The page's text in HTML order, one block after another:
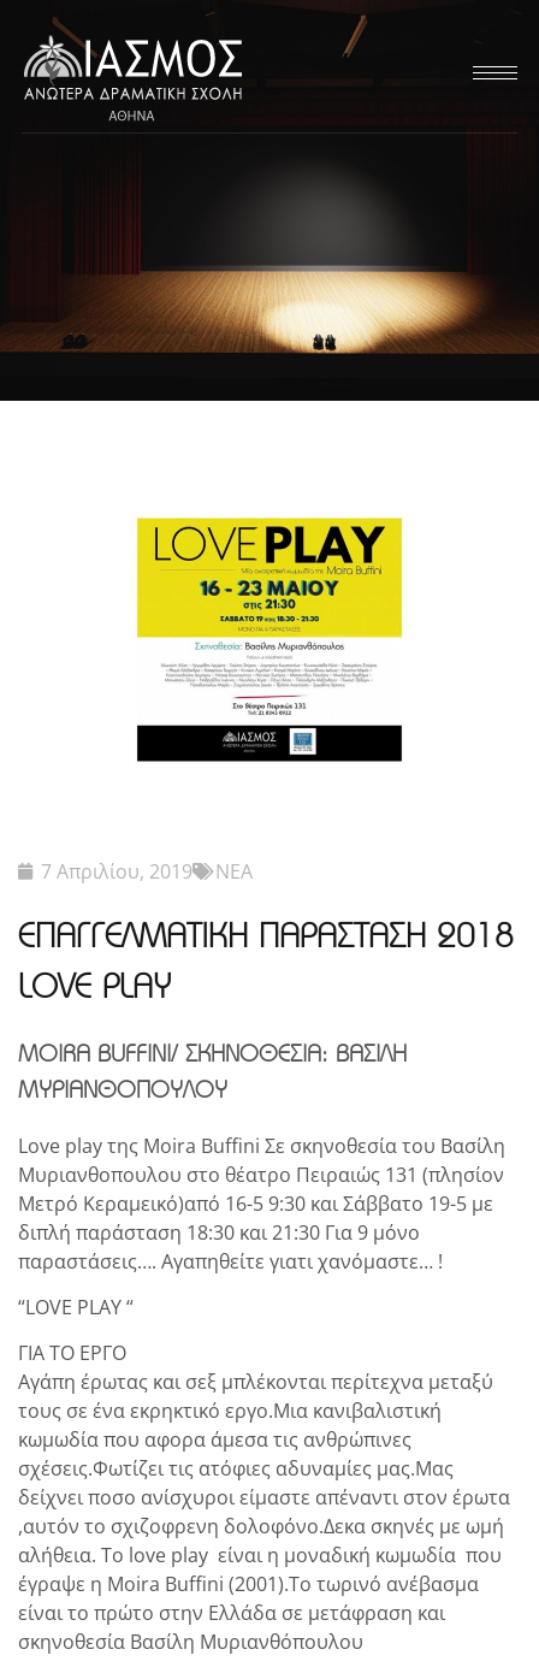
7 Απριλίου, 2019 ΝΕΑ
ΕΠΑΓΓΕΛΜΑΤΙΚΗ ΠΑΡΑΣΤΑΣΗ 2018
LOVE PLAY
MOIRA BUFFINI/ ΣΚΗΝΟΘΕΣΙΑ: ΒΑΣΙΛΗ
ΜΥΡΙΑΝΘΟΠΟΥΛΟΥ
Love play της Moira Buffini Σε σκηνοθεσία του Βασίλη
Μυριανθοπουλου στο θέατρο Πειραιώς 131 (πλησίον
Μετρό Κεραμεικό)από 16-5 9:30 και Σάββατο 19-5 με
διπλή παράσταση 18:30 και 21:30 Για 9 μόνο
παραστάσεις…. Αγαπηθείτε γιατι χανόμαστε… !
“LOVE PLAY “
ΓΙΑ ΤΟ ΕΡΓΟ
Αγάπη έρωτας και σεξ μπλέκονται περίτεχνα μεταξύ
τους σε ένα εκρηκτικό εργο.Μια κανιβαλιστική
κωμωδία που αφορα άμεσα τις ανθρώπινες
σχέσεις.Φωτίζει τις ατόφιες αδυναμίες μας.Μας
δείχνει ποσο ανίσχυροι είμαστε απέναντι στον έρωτα
,αυτόν το σχιζοφρενη δολοφόνο.Δεκα σκηνές με ωμή
αλήθεια. Το love play είναι η μοναδική κωμωδία που
έγραψε η Moira Buffini (2001).Το τωρινό ανέβασμα
είναι το πρώτο στην Ελλάδα σε μετάφραση και
σκηνοθεσία Βασίλη Μυριανθόπουλου